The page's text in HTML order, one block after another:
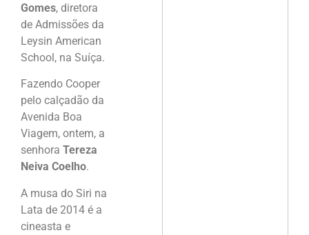
Gomes, diretora
de Admissões da
Leysin American
School, na Suíça.
Fazendo Cooper
pelo calçadão da
Avenida Boa
Viagem, ontem, a
senhora Tereza
Neiva Coelho.
A musa do Siri na
Lata de 2014 é a
cineasta e